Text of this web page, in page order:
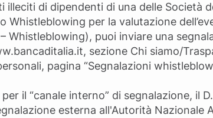
di dipendenti di una delle Società
per la valutazione
Whistleblowing), puoi inviare una
sezione Chi siamo/
pagina “Segnalazioni
il “canale interno” di segnalazione, il
esterna all'Autorità Nazionale